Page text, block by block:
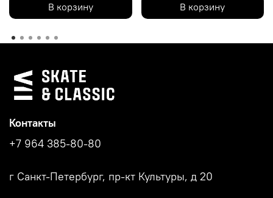
В корзину В корзину
Контакты
+7 964 385-80-80
г Санкт-Петербург, пр-кт Культуры, д 20